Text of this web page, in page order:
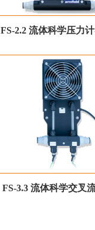
FS-2.2 流体科学压力
FS-3.3 流体科学交叉